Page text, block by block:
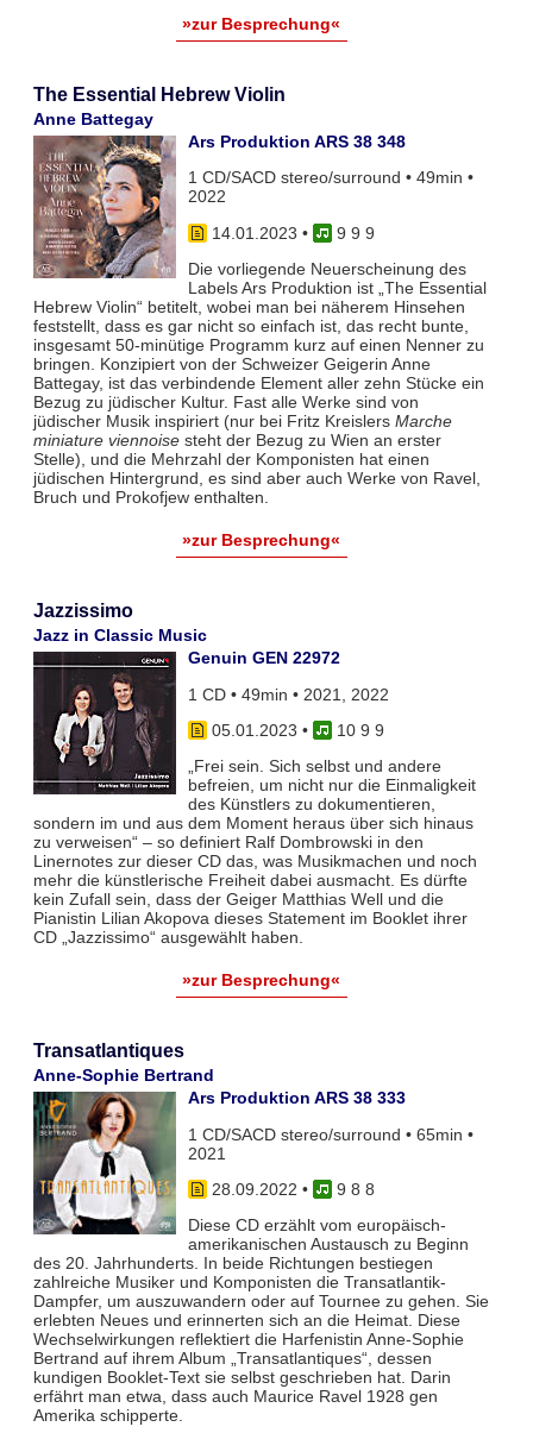
»zur Besprechung«
The Essential Hebrew Violin
Anne Battegay
Ars Produktion ARS 38 348
1 CD/SACD stereo/surround • 49min •
2022
14.01.2023 •
9 9 9
Die vorliegende Neuerscheinung des
Labels Ars Produktion ist „The Essential
Hebrew Violin“ betitelt, wobei man bei näherem Hinsehen
feststellt, dass es gar nicht so einfach ist, das recht bunte,
insgesamt 50-minütige Programm kurz auf einen Nenner zu
bringen. Konzipiert von der Schweizer Geigerin Anne
Battegay, ist das verbindende Element aller zehn Stücke ein
Bezug zu jüdischer Kultur. Fast alle Werke sind von
jüdischer Musik inspiriert (nur bei Fritz Kreislers Marche
miniature viennoisesteht der Bezug zu Wien an erster
Stelle), und die Mehrzahl der Komponisten hat einen
jüdischen Hintergrund, es sind aber auch Werke von Ravel,
Bruch und Prokofjew enthalten.
»zur Besprechung«
Jazzissimo
Jazz in Classic Music
Genuin GEN 22972
1 CD • 49min • 2021, 2022
05.01.2023 •
10 9 9
„Frei sein. Sich selbst und andere
befreien, um nicht nur die Einmaligkeit
des Künstlers zu dokumentieren,
sondern im und aus dem Moment heraus über sich hinaus
zu verweisen“ – so definiert Ralf Dombrowski in den
Linernotes zur dieser CD das, was Musikmachen und noch
mehr die künstlerische Freiheit dabei ausmacht. Es dürfte
kein Zufall sein, dass der Geiger Matthias Well und die
Pianistin Lilian Akopova dieses Statement im Booklet ihrer
CD „Jazzissimo“ ausgewählt haben.
»zur Besprechung«
Transatlantiques
Anne-Sophie Bertrand
Ars Produktion ARS 38 333
1 CD/SACD stereo/surround • 65min •
2021
28.09.2022 •
9 8 8
Diese CD erzählt vom europäisch-
amerikanischen Austausch zu Beginn
des 20. Jahrhunderts. In beide Richtungen bestiegen
zahlreiche Musiker und Komponisten die Transatlantik-
Dampfer, um auszuwandern oder auf Tournee zu gehen. Sie
erlebten Neues und erinnerten sich an die Heimat. Diese
Wechselwirkungen reflektiert die Harfenistin Anne-Sophie
Bertrand auf ihrem Album „Transatlantiques“, dessen
kundigen Booklet-Text sie selbst geschrieben hat. Darin
erfährt man etwa, dass auch Maurice Ravel 1928 gen
Amerika schipperte.